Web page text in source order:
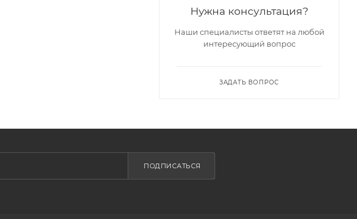
Нужна консультация?
Наши специалисты ответят на любой
интересующий вопрос
ЗАДАТЬ ВОПРОС
ПОДПИСАТЬСЯ